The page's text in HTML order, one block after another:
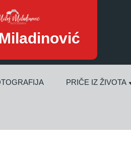
PRIČE IZ ŽIVOTA